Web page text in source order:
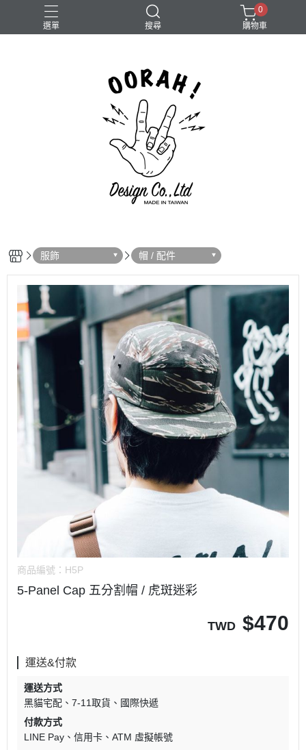
選單 搜尋
0
購物車
服飾 帽 / 配件
商品編號： H5P
5-Panel Cap 五分割帽 / 虎斑迷彩
TWD $470
運送&付款
運送方式
黑貓宅配
7-11取貨
國際快遞
付款方式
LINE Pay
信用卡 ATM 虛擬帳號